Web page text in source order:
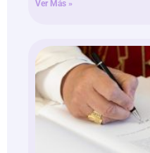
Ver Más »